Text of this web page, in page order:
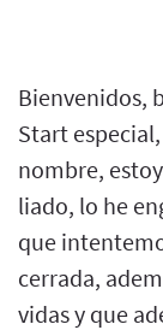
Bienvenidos,
Start
nombre,
liado, lo he
que
cerrada,
vidas y que